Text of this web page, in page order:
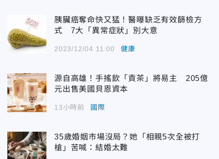
胰臟癌奪命快又猛！醫曝缺乏有效篩檢方
式 7大「異常症狀」別大意
2023/12/04 11:00 健康
源自高雄！手搖飲「貢茶」將易主 205億
元出售美國貝恩資本
13小時前 國際
35歲婚姻市場沒局？她「相親5次全被打
槍」苦喊：結婚太難